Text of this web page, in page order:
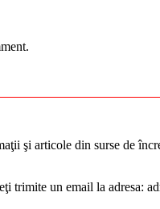
şi articole din surse de
trimite un email la adresa: